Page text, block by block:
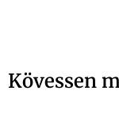
Kövessen